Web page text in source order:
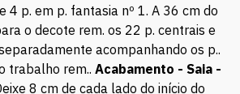
4 p. em p. fantasia nº 1. A 36 cm do
o decote rem. os 22 p. centrais e
acompanhando os p..
trabalho rem.. Acabamento - Saia -
8 cm de cada lado do início do